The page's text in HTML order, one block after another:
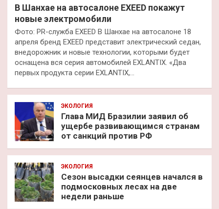
В Шанхае на автосалоне EXEED покажут
новые электромобили
Фото: PR-служба EXEED В Шанхае на автосалоне 18
апреля бренд EXEED представит электрический седан,
внедорожник и новые технологии, которыми будет
оснащена вся серия автомобилей EXLANTIX. «Два
первых продукта серии EXLANTIX,…
ЭКОЛОГИЯ
Глава МИД Бразилии заявил об
ущербе развивающимся странам
от санкций против РФ
ЭКОЛОГИЯ
Сезон высадки сеянцев начался в
подмосковных лесах на две
недели раньше